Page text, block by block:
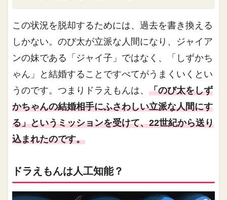
この状況を脱却するためには、過去を書き換える
しかない。のび太が立派な人間になり、ジャイア
ンの妹である「ジャイ子」ではなく、「しずかち
ゃん」と結婚することですべてがうまくいくとい
うのです。つまりドラえもんは、「のび太をしず
かちゃんの結婚相手にふさわしい立派な人間にす
る」というミッションを受けて、22世紀から送り
込まれたのです。
ドラえもんは人工知能？